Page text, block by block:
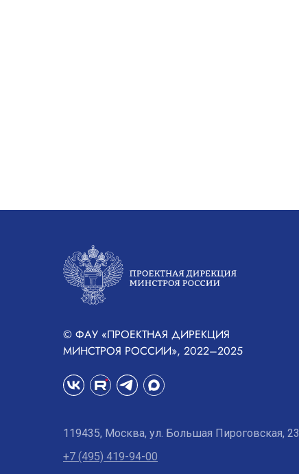
© ФАУ «ПРОЕКТНАЯ ДИРЕКЦИЯ
МИНСТРОЯ РОССИИ», 2022–2025
119435, Москва, ул. Большая Пироговская, 23
+7 (495) 419-94-00